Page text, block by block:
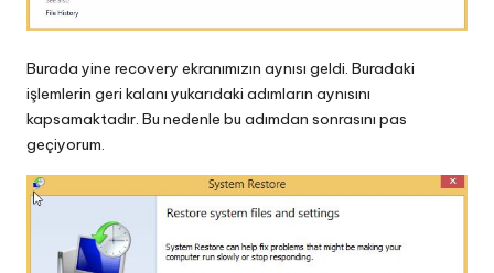
Burada yine recovery ekranımızın aynısı geldi. Buradaki
işlemlerin geri kalanı yukarıdaki adımların aynısını
kapsamaktadır. Bu nedenle bu adımdan sonrasını pas
geçiyorum.